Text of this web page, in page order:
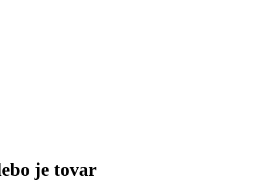
je tovar